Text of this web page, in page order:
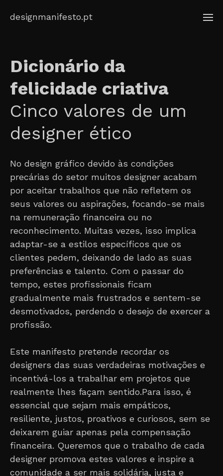
designmanifesto.pt
Dicionário da
felicidade criativa
Cinco valores de um
designer ético
No design gráfico devido às condições
precárias do setor muitos designer acabam
por aceitar trabalhos que não refletem os
seus valores ou aspirações, focando-se mais
na remuneração financeira ou no
reconhecimento. Muitas vezes, isso implica
adaptar-se a estilos específicos que os
clientes pedem, deixando de lado as suas
preferências e talento. Com o passar do
tempo, estes profissionais ficam
gradualmente mais frustrados e sentem-se
desmotivados, perdendo o desejo de exercer a
profissão.
Este manifesto pretende recordar os
designers das suas verdadeiras motivações e
incentivá-los a trabalhar em projetos que
realmente lhes façam sentido.Para isso, é
essencial que sejam mais empáticos,
resiliente, justos, proativos e curiosos, sem se
deixarem guiar apenas pela compensação
financeira. Queremos que o trabalho de cada
designer promova estes valores e inspire a
comunidade a ser mais solidária, justa e